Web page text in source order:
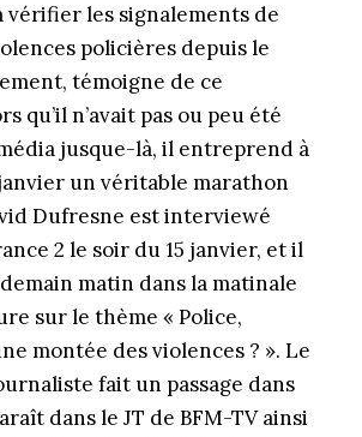
les signalements de
policières depuis le
témoigne de ce
qu’il n’avait pas ou peu été
jusque-là, il entreprend à
un véritable marathon
Dufresne est interviewé
2 le soir du 15 janvier, et il
matin dans la matinale
sur le thème « Police,
montée des violences ? ». Le
fait un passage dans
dans le JT de BFM-TV ainsi